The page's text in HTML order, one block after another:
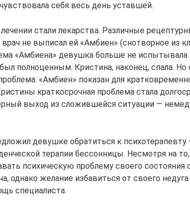
себя весь день уставшей.
стали лекарства. Различные
врач не выписал ей «Амбиен» (снотворное из
«Амбиена» девушка больше не испытывала
полноценным. Кристина, наконец, спала.
«Амбиен» показан для
краткосрочная проблема стала
выход из сложившейся ситуации —
девушке обратиться к психотерапевту
терапии бессонницы. Несмотря на то,
психическую проблему своего состояния
однако желание избавиться от своего
специалиста.